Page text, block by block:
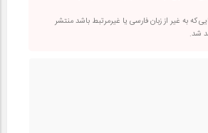
که به غیر از زبان فارسی یا غیرمرتبط باشد منتشر
شد.